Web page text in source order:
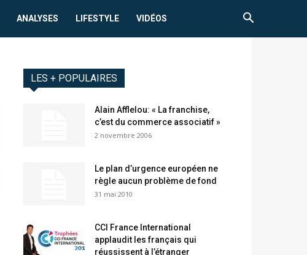
ANALYSES LIFESTYLE VIDÉOS
LES + POPULAIRES
Alain Afflelou: « La franchise,
c’est du commerce associatif »
2 novembre 2006
Le plan d’urgence européen ne
règle aucun problème de fond
31 mai 2010
CCI France International
applaudit les français qui
réussissent à l’étranger